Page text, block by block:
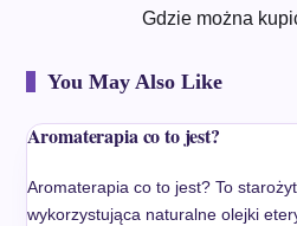
Gdzie można
You May Also Like
Aromaterapia co to jest?
Aromaterapia co to jest? To
wykorzystująca naturalne olejki